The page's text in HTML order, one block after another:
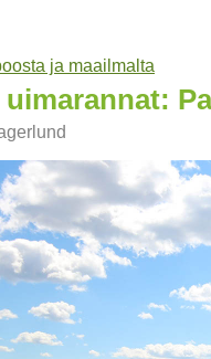
ja maailmalta